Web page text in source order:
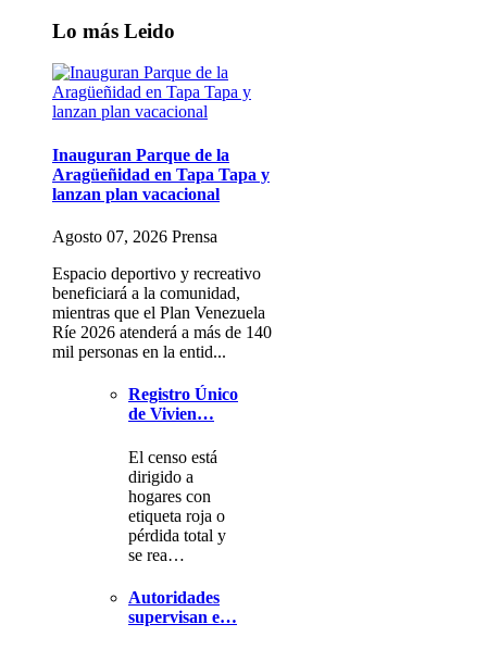
Lo más Leido
Inauguran Parque de la
Aragüeñidad en Tapa Tapa y
lanzan plan vacacional
Agosto 07, 2026 Prensa
Espacio deportivo y recreativo
beneficiará a la comunidad,
mientras que el Plan Venezuela
Ríe 2026 atenderá a más de 140
mil personas en la entid...
Registro Único
de Vivien…
El censo está
dirigido a
hogares con
etiqueta roja o
pérdida total y
se rea…
Autoridades
supervisan e…